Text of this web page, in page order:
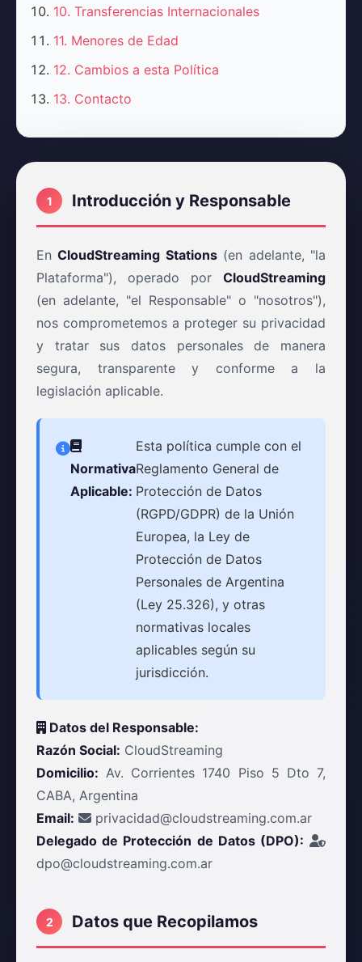
10. Transferencias Internacionales
11. Menores de Edad
12. Cambios a esta Política
13. Contacto
1 Introducción y Responsable
EnCloudStreaming Stations(en adelante, "la
Plataforma"), operado por CloudStreaming
(en adelante, "el Responsable" o "nosotros"),
nos comprometemos a proteger su privacidad
y tratar sus datos personales de manera
segura, transparente y conforme a la
legislación aplicable.
Normativa
Aplicable:
Esta política cumple con el
Reglamento General de
Protección de Datos
(RGPD/GDPR) de la Unión
Europea, la Ley de
Protección de Datos
Personales de Argentina
(Ley 25.326), y otras
normativas locales
aplicables según su
jurisdicción.
Datos del Responsable:
Razón Social: CloudStreaming
Domicilio: Av. Corrientes 1740 Piso 5 Dto 7,
CABA, Argentina
Email:
privacidad@cloudstreaming.com.ar
Delegado de Protección de Datos (DPO):
dpo@cloudstreaming.com.ar
2 Datos que Recopilamos